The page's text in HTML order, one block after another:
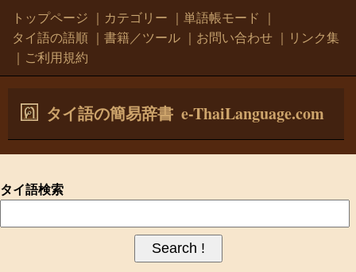
トップページ カテゴリー 単語帳モード
タイ語の語順
書籍／ツール お問い合わせ
リンク集
ご利用規約
タイ語の簡易辞書 e-ThaiLanguage.com
タイ語検索